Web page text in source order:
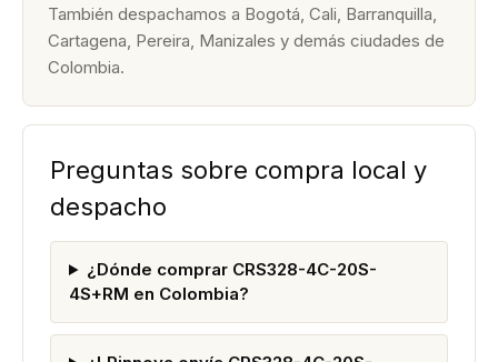
También despachamos a Bogotá, Cali, Barranquilla,
Cartagena, Pereira, Manizales y demás ciudades de
Colombia.
Preguntas sobre compra local y
despacho
¿Dónde comprar CRS328-4C-20S-
4S+RM en Colombia?